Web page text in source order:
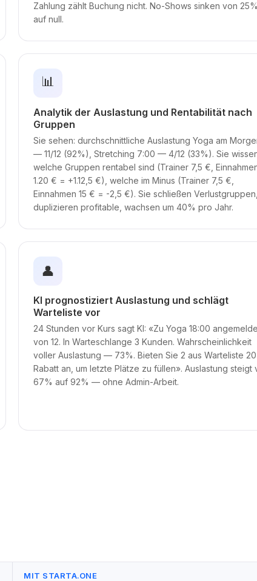
Zahlung zählt Buchung nicht. No-Shows sinken von 25%
auf null.
📊
Analytik der Auslastung und Rentabilität nach
Gruppen
Sie sehen: durchschnittliche Auslastung Yoga am
— 11/12 (92%), Stretching 7:00 — 4/12 (33%). Sie
welche Gruppen rentabel sind (Trainer 7,5 €,
1.20 € = +1.12,5 €), welche im Minus (Trainer 7,5 €,
Einnahmen 15 € = -2,5 €). Sie schließen Verlustgruppen,
duplizieren profitable, wachsen um 40% pro Jahr.
👤
KI prognostiziert Auslastung und schlägt
Warteliste vor
24 Stunden vor Kurs sagt KI: «Zu Yoga 18:00
von 12. In Warteschlange 3 Kunden. Wahrscheinlichkeit
voller Auslastung — 73%. Bieten Sie 2 aus Warteliste
Rabatt an, um letzte Plätze zu füllen». Auslastung steigt
67% auf 92% — ohne Admin-Arbeit.
MIT STARTA.ONE